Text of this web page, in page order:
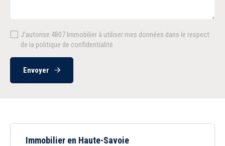
J’autorise 4807 Immobilier à utiliser mes données dans le respect
de la politique de confidentialité
Envoyer
Immobilier en Haute-Savoie